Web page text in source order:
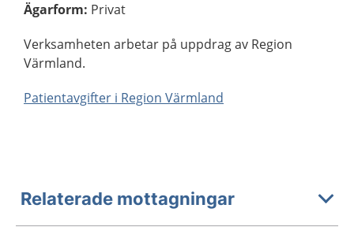
Ägarform: Privat
Verksamheten arbetar på uppdrag av Region
Värmland.
Patientavgifter i Region Värmland
Relaterade mottagningar